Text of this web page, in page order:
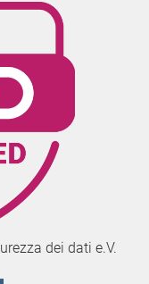
dei dati e.V.